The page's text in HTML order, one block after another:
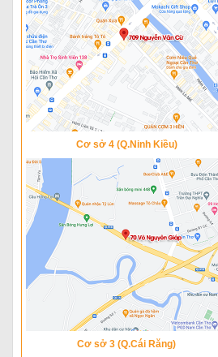
Cơ sở 4 (Q.Ninh Kiều)
Cơ sở 3 (Q.Cái Răng)